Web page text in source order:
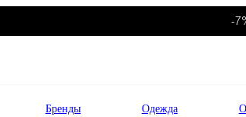
-
Бренды Одежда